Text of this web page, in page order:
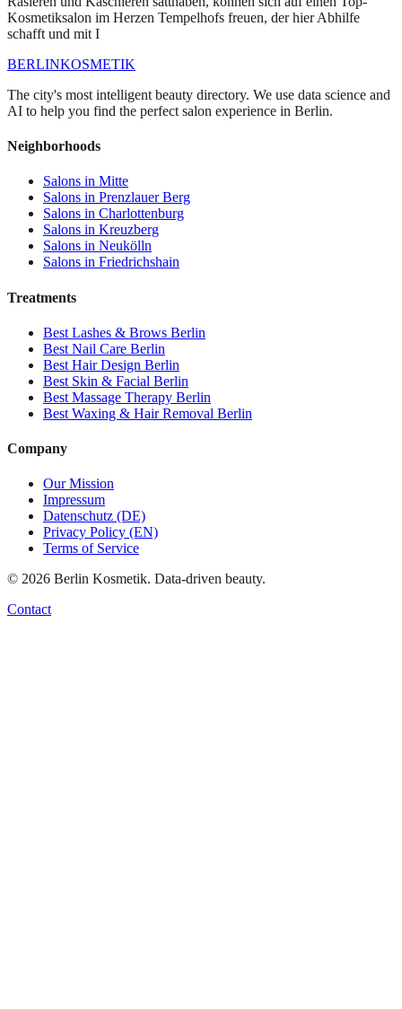
Kosmetiksalon im Herzen Tempelhofs freuen, der hier Abhilfe
schafft und mit I
BERLINKOSMETIK
The city's most intelligent beauty directory. We use data science and
AI to help you find the perfect salon experience in Berlin.
Neighborhoods
Salons in Mitte
Salons in Prenzlauer Berg
Salons in Charlottenburg
Salons in Kreuzberg
Salons in Neukölln
Salons in Friedrichshain
Treatments
Best Lashes & Brows Berlin
Best Nail Care Berlin
Best Hair Design Berlin
Best Skin & Facial Berlin
Best Massage Therapy Berlin
Best Waxing & Hair Removal Berlin
Company
Our Mission
Impressum
Datenschutz (DE)
Privacy Policy (EN)
Terms of Service
© 2026 Berlin Kosmetik. Data-driven beauty.
Contact